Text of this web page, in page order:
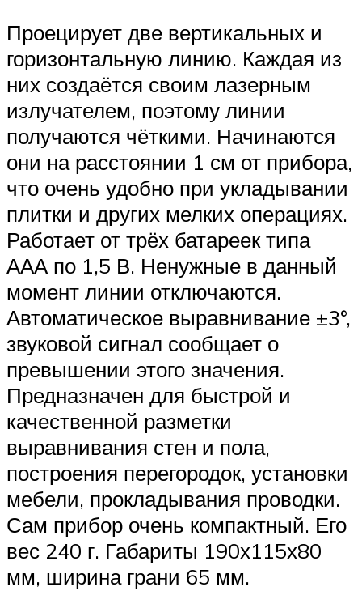
Проецирует две вертикальных и
горизонтальную линию. Каждая из
них создаётся своим лазерным
излучателем, поэтому линии
получаются чёткими. Начинаются
они на расстоянии 1 см от прибора,
что очень удобно при укладывании
плитки и других мелких операциях.
Работает от трёх батареек типа
ААА по 1,5 В. Ненужные в данный
момент линии отключаются.
Автоматическое выравнивание ±3°,
звуковой сигнал сообщает о
превышении этого значения.
Предназначен для быстрой и
качественной разметки
выравнивания стен и пола,
построения перегородок, установки
мебели, прокладывания проводки.
Сам прибор очень компактный. Его
вес 240 г. Габариты 190х115х80
мм, ширина грани 65 мм.